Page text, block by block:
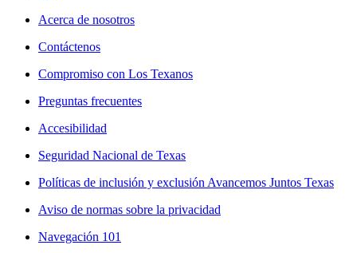
Acerca de nosotros
Contáctenos
Compromiso con Los Texanos
Preguntas frecuentes
Accesibilidad
Seguridad Nacional de Texas
Políticas de inclusión y exclusión Avancemos Juntos Texas
Aviso de normas sobre la privacidad
Navegación 101